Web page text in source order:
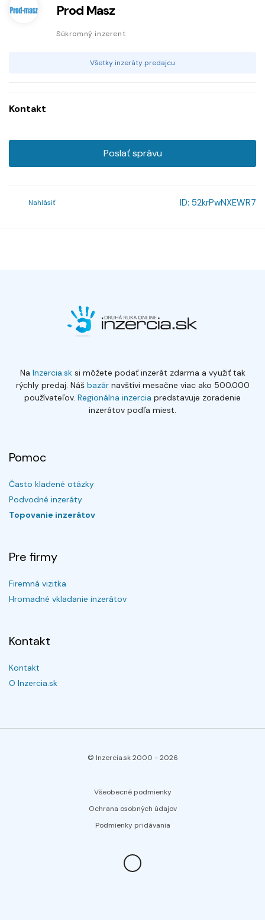
Prod Masz
Súkromný inzerent
Všetky inzeráty predajcu
Kontakt
Poslať správu
Nahlásiť ID: 52krPwNXEWR7
Na Inzercia.sksi môžete podať inzerát zdarma a využiť tak
rýchly predaj. Náš bazárnavštívi mesačne viac ako 500.000
používateľov. Regionálna inzercia predstavuje zoradenie
inzerátov podľa miest.
Pomoc
Často kladené otázky
Podvodné inzeráty
Topovanie inzerátov
Pre firmy
Firemná vizitka
Hromadné vkladanie inzerátov
Kontakt
Kontakt
O Inzercia.sk
© Inzercia.sk 2000 -2026
Všeobecné podmienky
Ochrana osobných údajov
Podmienky pridávania